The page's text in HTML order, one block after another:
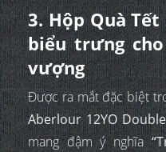
3. Hộp Quà Tết
biểu trưng
vượng
Được ra mắt đặc biệt
Aberlour 12YO
mang đậm ý nghĩa